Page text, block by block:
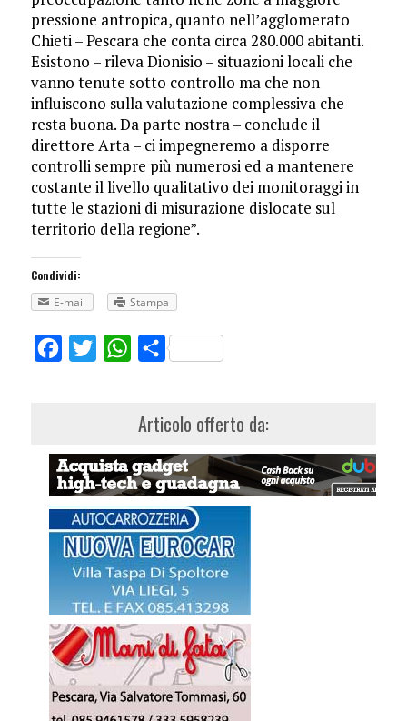
pressione antropica, quanto nell’agglomerato
Chieti – Pescara che conta circa 280.000 abitanti.
Esistono – rileva Dionisio – situazioni locali che
vanno tenute sotto controllo ma che non
influiscono sulla valutazione complessiva che
resta buona. Da parte nostra – conclude il
direttore Arta – ci impegneremo a disporre
controlli sempre più numerosi ed a mantenere
costante il livello qualitativo dei monitoraggi in
tutte le stazioni di misurazione dislocate sul
territorio della regione”.
Condividi:
E-mail
Stampa
FacebookTwitterWhatsApp
Share
Articolo offerto da: